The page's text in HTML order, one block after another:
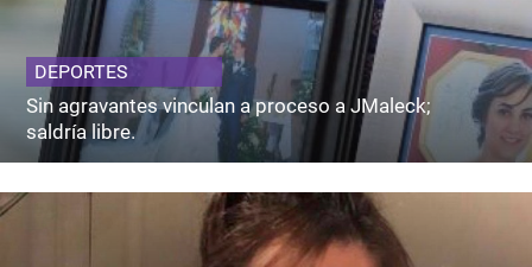
DEPORTES
Sin agravantes vinculan a proceso a JMaleck;
saldría libre.